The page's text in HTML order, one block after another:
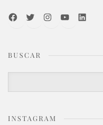
FacebookTwitterInstagramYoutubeLinkedIn
BUSCAR
INSTAGRAM